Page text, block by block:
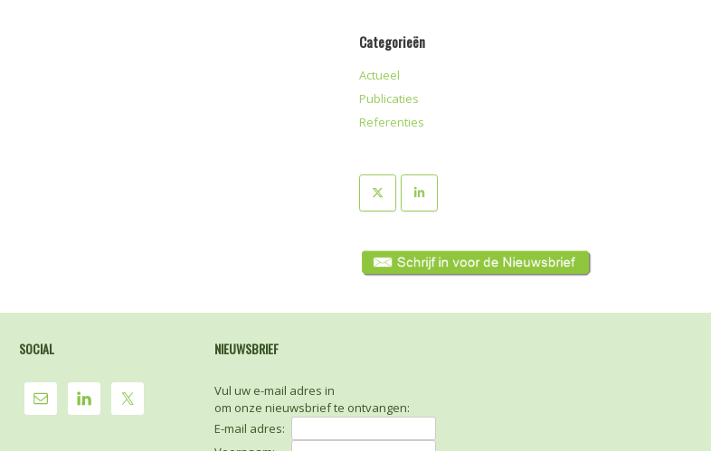
Categorieën
Actueel
Publicaties
Referenties
SOCIAL NIEUWSBRIEF
Vul uw e-mail adres in
om onze nieuwsbrief te ontvangen:
E-mail adres: